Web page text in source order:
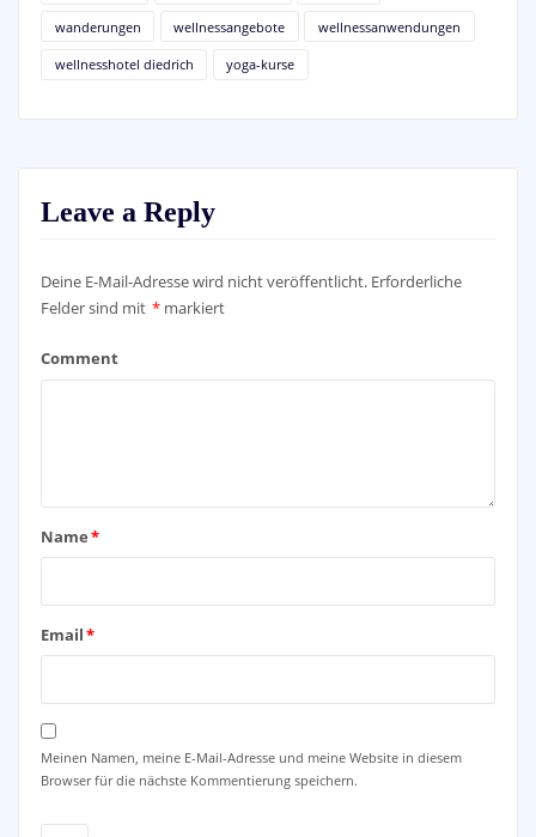
wanderungen wellnessangebote wellnessanwendungen
wellnesshotel diedrich yoga-kurse
Leave a Reply
Deine E-Mail-Adresse wird nicht veröffentlicht. Erforderliche
Felder sind mit * markiert
Comment
Name*
Email*
Meinen Namen, meine E-Mail-Adresse und meine Website in diesem
Browser für die nächste Kommentierung speichern.